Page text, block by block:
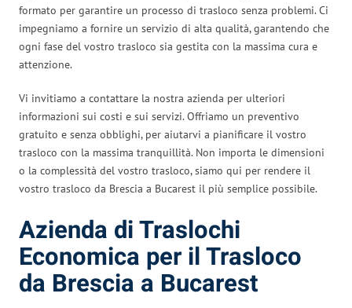
formato per garantire un processo di trasloco senza problemi. Ci
impegniamo a fornire un servizio di alta qualità, garantendo che
ogni fase del vostro trasloco sia gestita con la massima cura e
attenzione.
Vi invitiamo a contattare la nostra azienda per ulteriori
informazioni sui costi e sui servizi. Offriamo un preventivo
gratuito e senza obblighi, per aiutarvi a pianificare il vostro
trasloco con la massima tranquillità. Non importa le dimensioni
o la complessità del vostro trasloco, siamo qui per rendere il
vostro trasloco da Brescia a Bucarest il più semplice possibile.
Azienda di Traslochi
Economica per il Trasloco
da Brescia a Bucarest